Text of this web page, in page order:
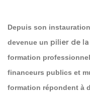
Depuis son
devenue un pilier de
formation
financeurs publics et
formation répondent à